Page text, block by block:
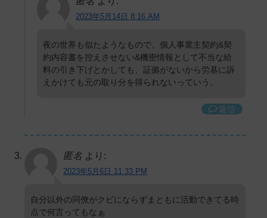
2023年5月14日 8:16 AM
夜の世界も似たようなもので、個人事業主契約&契
約内容書を控えさせない&機密情報として不当な給
料の引き下げとかしても、証拠がないから労基に訴
えかけても元の取り分を得られないっていう。
返信
匿名 より:
2023年5月6日 11:33 PM
自分以外の同僚がクビにならずまともに活動できてる時
点で何言ってもなぁ